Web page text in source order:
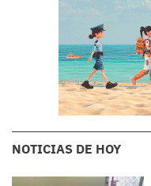
NOTICIAS DE HOY